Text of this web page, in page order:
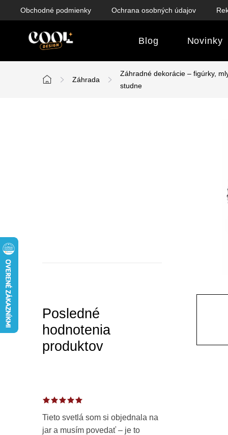
Obchodné podmienky Ochrana osobných údajov
Blog Novinky
Domov
Záhrada
Záhradné dekorácie – figúrky,
studne
lPosledné
hodnotenia
produktov
Tieto svetlá som si objednala na
jar a musím povedať – je to